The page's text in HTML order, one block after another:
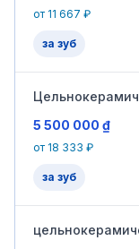
от 11 667 ₽
за зуб
5 500 000 ₫
от 18 333 ₽
за зуб